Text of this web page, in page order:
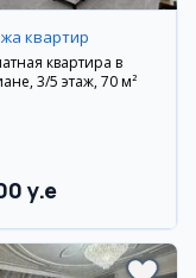
квартир
квартира в
3/5 этаж, 70 м²
y.e